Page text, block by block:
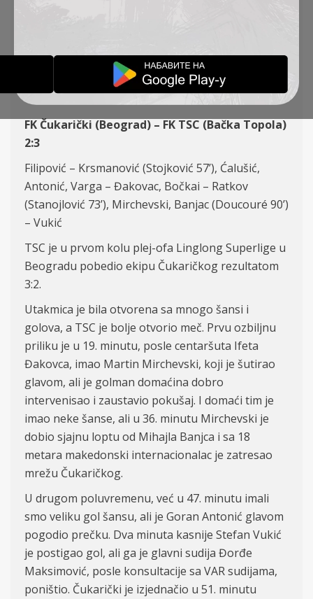
16-04-2022
FK Čukarički (Beograd) – FK TSC (Bačka Topola)
2:3
Filipović – Krsmanović (Stojković 57’), Ćalušić,
Antonić, Varga – Đakovac, Bočkai – Ratkov
(Stanojlović 73’), Mirchevski, Banjac (Doucouré 90’)
– Vukić
TSC je u prvom kolu plej-ofa Linglong Superlige u
Beogradu pobedio ekipu Čukaričkog rezultatom
3:2.
Utakmica je bila otvorena sa mnogo šansi i
golova, a TSC je bolje otvorio meč. Prvu ozbiljnu
priliku je u 19. minutu, posle centaršuta Ifeta
Đakovca, imao Martin Mirchevski, koji je šutirao
glavom, ali je golman domaćina dobro
intervenisao i zaustavio pokušaj. I domaći tim je
imao neke šanse, ali u 36. minutu Mirchevski je
dobio sjajnu loptu od Mihajla Banjca i sa 18
metara makedonski internacionalac je zatresao
mrežu Čukaričkog.
U drugom poluvremenu, već u 47. minutu imali
smo veliku gol šansu, ali je Goran Antonić glavom
pogodio prečku. Dva minuta kasnije Stefan Vukić
je postigao gol, ali ga je glavni sudija Đorđe
Maksimović, posle konsultacije sa VAR sudijama,
poništio. Čukarički je izjednačio u 51. minutu